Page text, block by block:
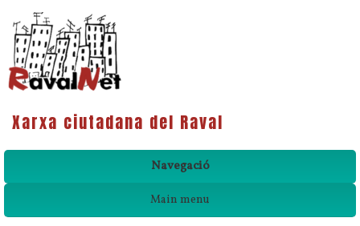
Xarxa ciutadana del Raval
Navegació
Main menu